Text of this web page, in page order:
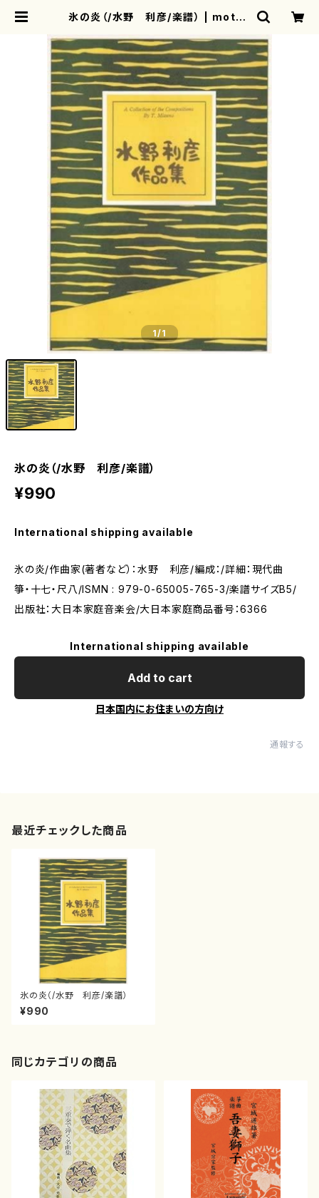
氷の炎（/水野 利彦/楽譜） | mothe
1/1
氷の炎（/水野 利彦/楽譜）
¥990
International shipping available
氷の炎/作曲家(著者など）：水野 利彦/編成：/詳細：現代曲
箏・十七・尺八/ISMN : 979-0-65005-765-3/楽譜サイズB5/
出版社：大日本家庭音楽会/大日本家庭商品番号：6366
International shipping available
Add to cart
日本国内にお住まいの方向け
通報する
最近チェックした商品
氷の炎（/水野 利彦/楽譜）
¥990
同じカテゴリの商品